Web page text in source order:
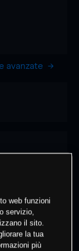
avanzate
su
web funzioni
servizio,
il sito.
la tua
più